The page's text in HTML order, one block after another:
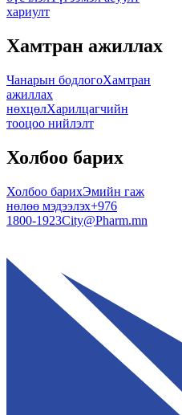
хариулт
Хамтран ажиллах
Чанарын бодлогоХамтран
ажиллах
нөхцөлХарилцагчийн
тооцоо нийлэлт
Холбоо барих
Холбоо барихЭмийн гаж
нөлөө мэдээлэх+976
1800-1923City@Pharm.mn